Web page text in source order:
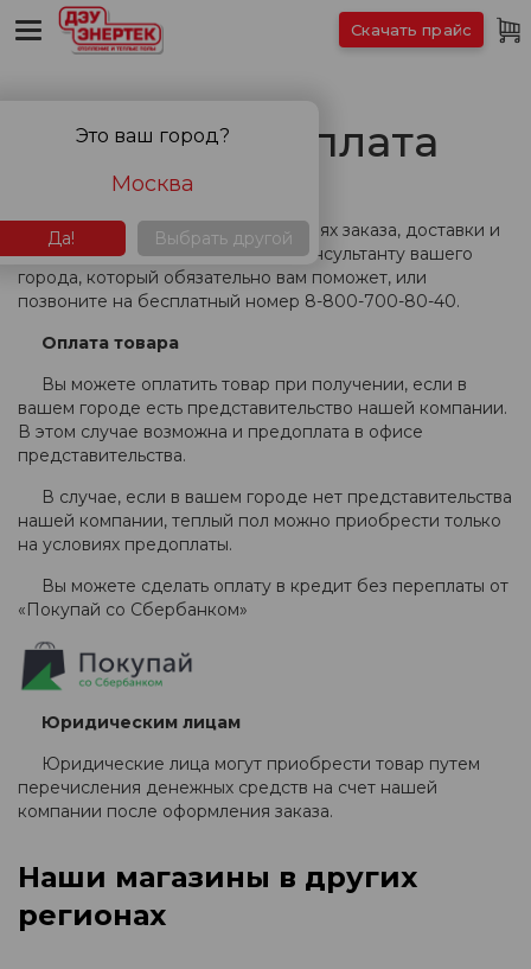
Доставка и оплата
Если вы хотите узнать об условиях заказа, доставки и
оплаты, обратитесь к продавцу-консультанту вашего
города, который обязательно вам поможет, или
позвоните на бесплатный номер 8-800-700-80-40.
Оплата товара
Вы можете оплатить товар при получении, если в
вашем городе есть представительство нашей компании.
В этом случае возможна и предоплата в офисе
представительства.
В случае, если в вашем городе нет представительства
нашей компании, теплый пол можно приобрести только
на условиях предоплаты.
Вы можете сделать оплату в кредит без переплаты от
«Покупай со Сбербанком»
Юридическим лицам
Юридические лица могут приобрести товар путем
перечисления денежных средств на счет нашей
компании после оформления заказа.
Наши магазины в других
регионах
Скачать прайс
Это ваш город?
Москва
Да! Выбрать другой